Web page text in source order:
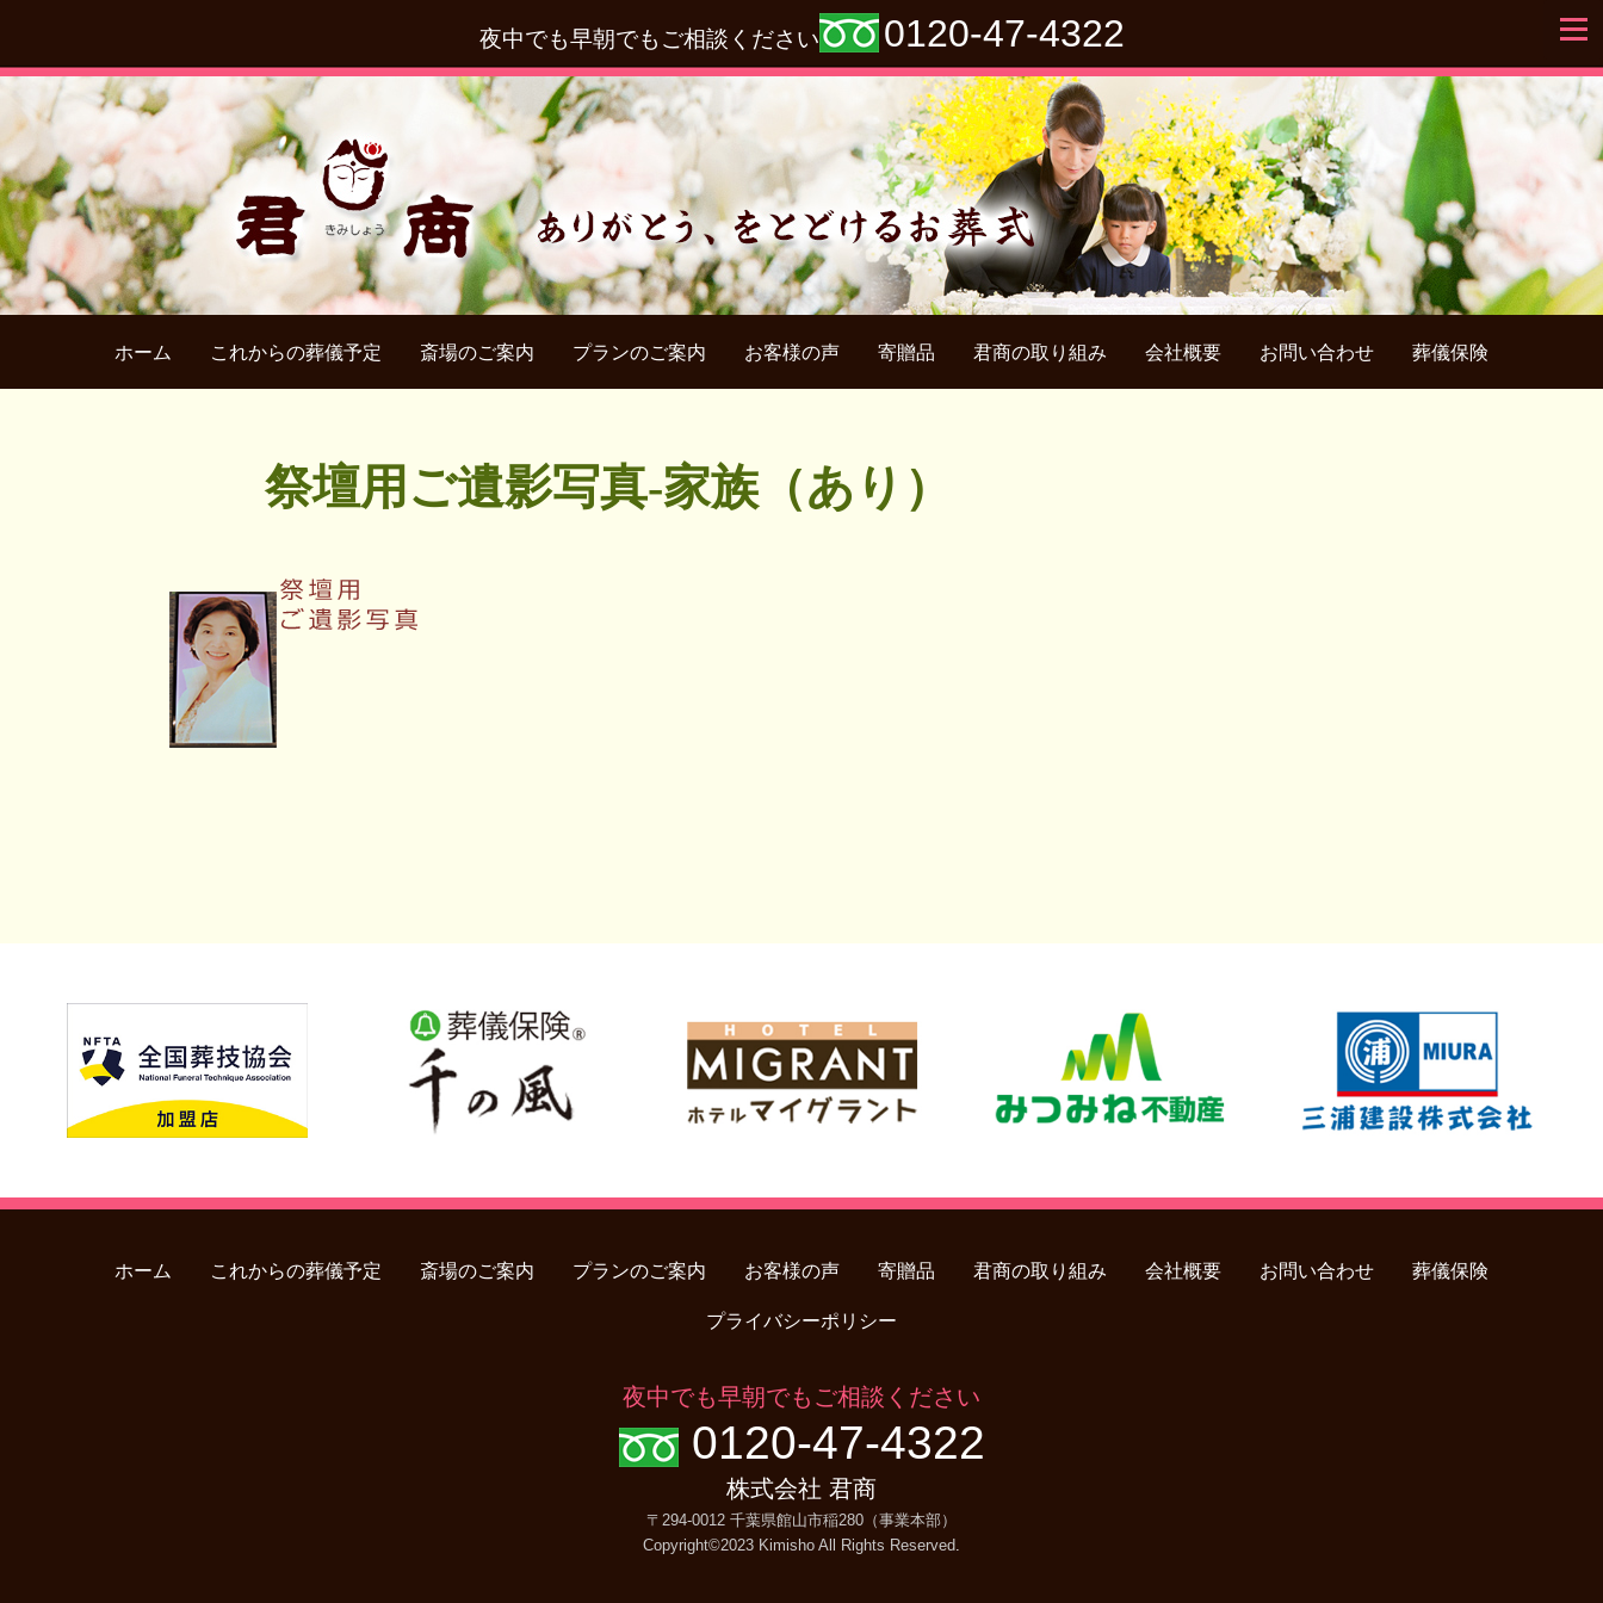
夜中でも早朝でもご相談ください 0120-47-4322
ホーム これからの葬儀予定 斎場のご案内 プランのご案内 お客様の声 寄贈品 君商の取り組み 会社概要 お問い合わせ 葬儀保険
祭壇用ご遺影写真-家族（あり）
ホーム これからの葬儀予定 斎場のご案内 プランのご案内 お客様の声 寄贈品 君商の取り組み 会社概要 お問い合わせ 葬儀保険
プライバシーポリシー
夜中でも早朝でもご相談ください
0120-47-4322
株式会社 君商
〒294-0012 千葉県館山市稲280（事業本部）
Copyright©2023 Kimisho All Rights Reserved.